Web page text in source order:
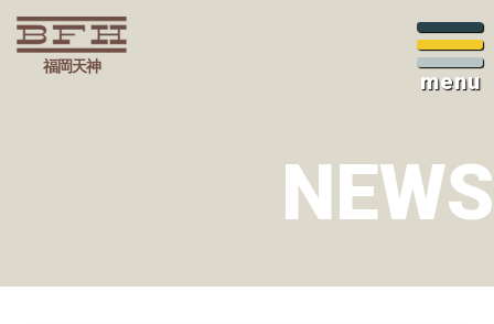
menu
福岡天神
NEWS